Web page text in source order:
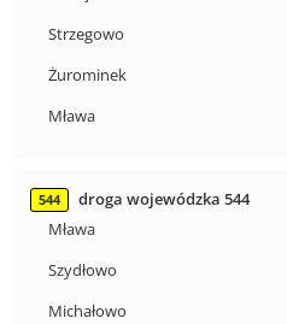
Strzegowo
Żurominek
Mława
544
droga wojewódzka 544
Mława
Szydłowo
Michałowo